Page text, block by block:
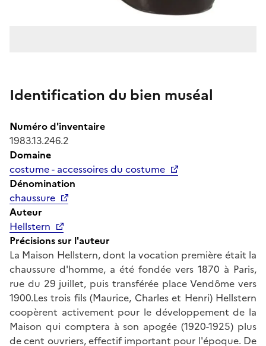
Identification du bien muséal
Numéro d'inventaire
1983.13.246.2
Domaine
costume - accessoires du costume
Dénomination
chaussure
Auteur
Hellstern
Précisions sur l'auteur
La Maison Hellstern, dont la vocation première était la
chaussure d'homme, a été fondée vers 1870 à Paris,
rue du 29 juillet, puis transférée place Vendôme vers
1900.Les trois fils (Maurice, Charles et Henri) Hellstern
coopèrent activement pour le développement de la
Maison qui comptera à son apogée (1920-1925) plus
de cent ouvriers, effectif important pour l'époque. De